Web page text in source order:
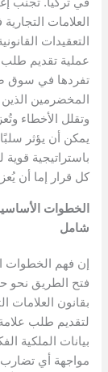
العلامات
التعقيدات
عملية تقديم طلب
تفردها في سوق
المخضرمين الذين
وتقلل الأخطاء
يمكن أن يؤثر
باستراتيجية قوية
كل قرار إما أن
الخطوات
شامل
إن فهم الخطوات
فتح الطريق نحو
بقانون
لتقديم طلب
بيانات الملكية
مواجهة أي